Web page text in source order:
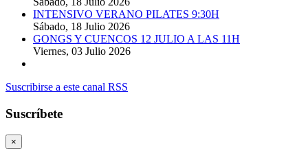
INTENSIVO VERANO PILATES 9:30H
Sábado, 18 Julio 2026
GONGS Y CUENCOS 12 JULIO A LAS 11H
Viernes, 03 Julio 2026
Suscribirse a este canal RSS
Suscríbete
×